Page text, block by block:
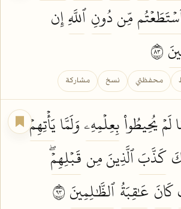
مِّندُونِ ٱللَّهِإِن
محفظتي نسخ مشاركة
لَمۡ يُحِيطُواْبِعِلۡمِهِۦوَلَمَّايَأۡتِهِمۡ
كَذَّبَٱلَّذِينَ مِن قَبۡلِهِمۡۖ
كَانَ عَٰقِبَةُٱلظَّٰلِمِينَ